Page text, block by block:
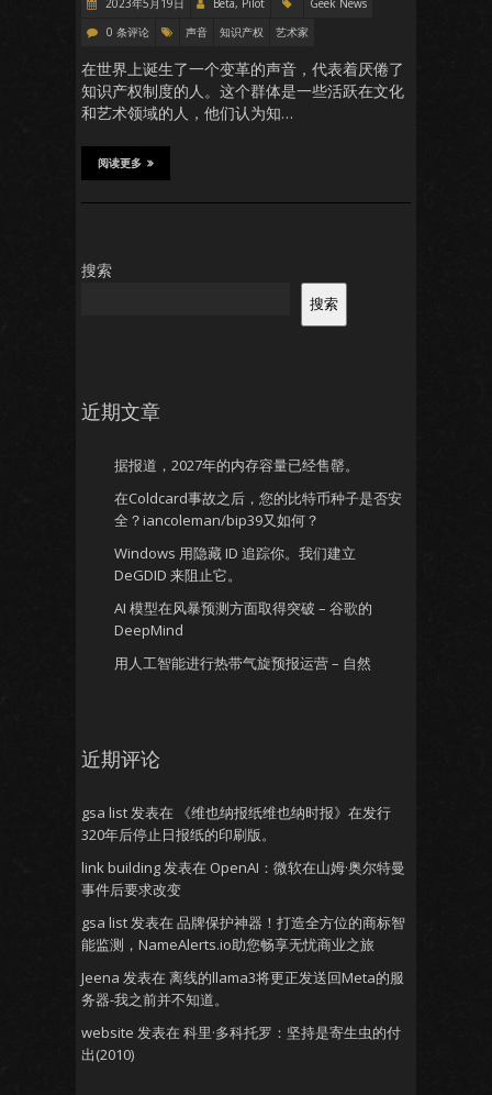
2023年5月19日 Beta, Pilot
Geek News
0 条评论
声音 知识产权 艺术家
在世界上诞生了一个变革的声音，代表着厌倦了
知识产权制度的人。这个群体是一些活跃在文化
和艺术领域的人，他们认为知…
阅读更多
搜索
搜索
近期文章
据报道，2027年的内存容量已经售罄。
在Coldcard事故之后，您的比特币种子是否安
全？iancoleman/bip39又如何？
Windows 用隐藏 ID 追踪你。我们建立
DeGDID 来阻止它。
AI 模型在风暴预测方面取得突破 – 谷歌的
DeepMind
用人工智能进行热带气旋预报运营 – 自然
近期评论
gsa list发表在
《维也纳报纸维也纳时报》在发行
320年后停止日报纸的印刷版。
link building发表在 OpenAI：微软在山姆·奥尔特曼
事件后要求改变
gsa list发表在 品牌保护神器！打造全方位的商标智
能监测，NameAlerts.io助您畅享无忧商业之旅
Jeena 发表在 离线的llama3将更正发送回Meta的服
务器-我之前并不知道。
website 发表在 科里·多科托罗：坚持是寄生虫的付
出(2010)